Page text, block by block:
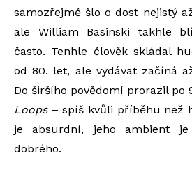
samozřejmě šlo o dost nejistý
ale William Basinski takhle
často. Tenhle člověk skládal
od 80. let, ale vydávat začíná
Do širšího povědomí prorazil po
Loops– spíš kvůli příběhu než
je absurdní, jeho ambient
dobrého.